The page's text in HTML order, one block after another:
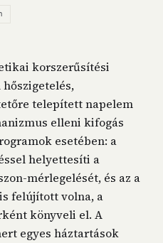
korszerűsítési
telepített napelem
elleni kifogás
esetében: a
helyettesíti a
mérlegelését, és az a
felújított volna, a
könyveli el. A
egyes háztartások